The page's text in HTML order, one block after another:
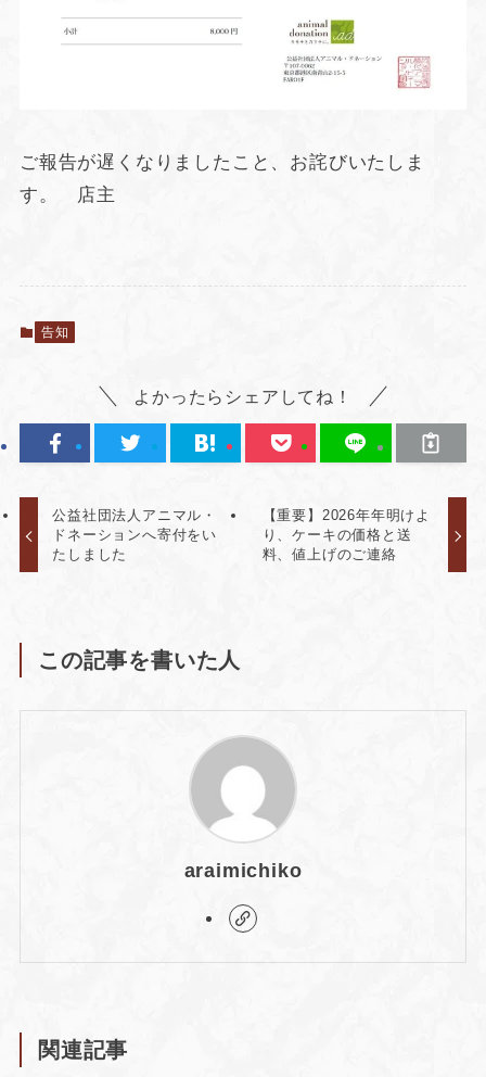
ご報告が遅くなりましたこと、お詫びいたしま
す。 店主
告知
よかったらシェアしてね！
公益社団法人アニマル・
ドネーションへ寄付をい
たしました
【重要】2026年年明けよ
り、ケーキの価格と送
料、値上げのご連絡
この記事を書いた人
araimichiko
関連記事